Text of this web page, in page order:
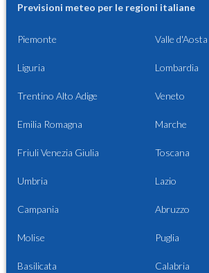
Previsioni meteo per le regioni italiane
Piemonte Valle d'Aosta
Liguria Lombardia
Trentino Alto Adige Veneto
Emilia Romagna Marche
Friuli Venezia Giulia Toscana
Umbria Lazio
Campania Abruzzo
Molise Puglia
Basilicata Calabria